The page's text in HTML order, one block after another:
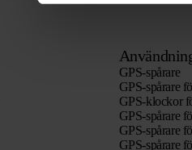
GPS-spårare
GPS-spårare
GPS-klockor
GPS-spårare
GPS-spårare
GPS-spårare